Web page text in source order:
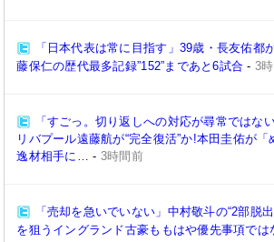
「日本代表は常に目指す」39歳・長友佑都
藤保仁の歴代最多記録”152”まであと6試合 -3
「すごっ。切り返しへの対応が尋常ではな
リバプール遠藤航が“完全復活”か!本田圭佑が
逸材相手に… - 3時間前
「売却を急いでいない」中村敬斗の“2部脱
を狙うイングランド古豪ももはや優先事項で